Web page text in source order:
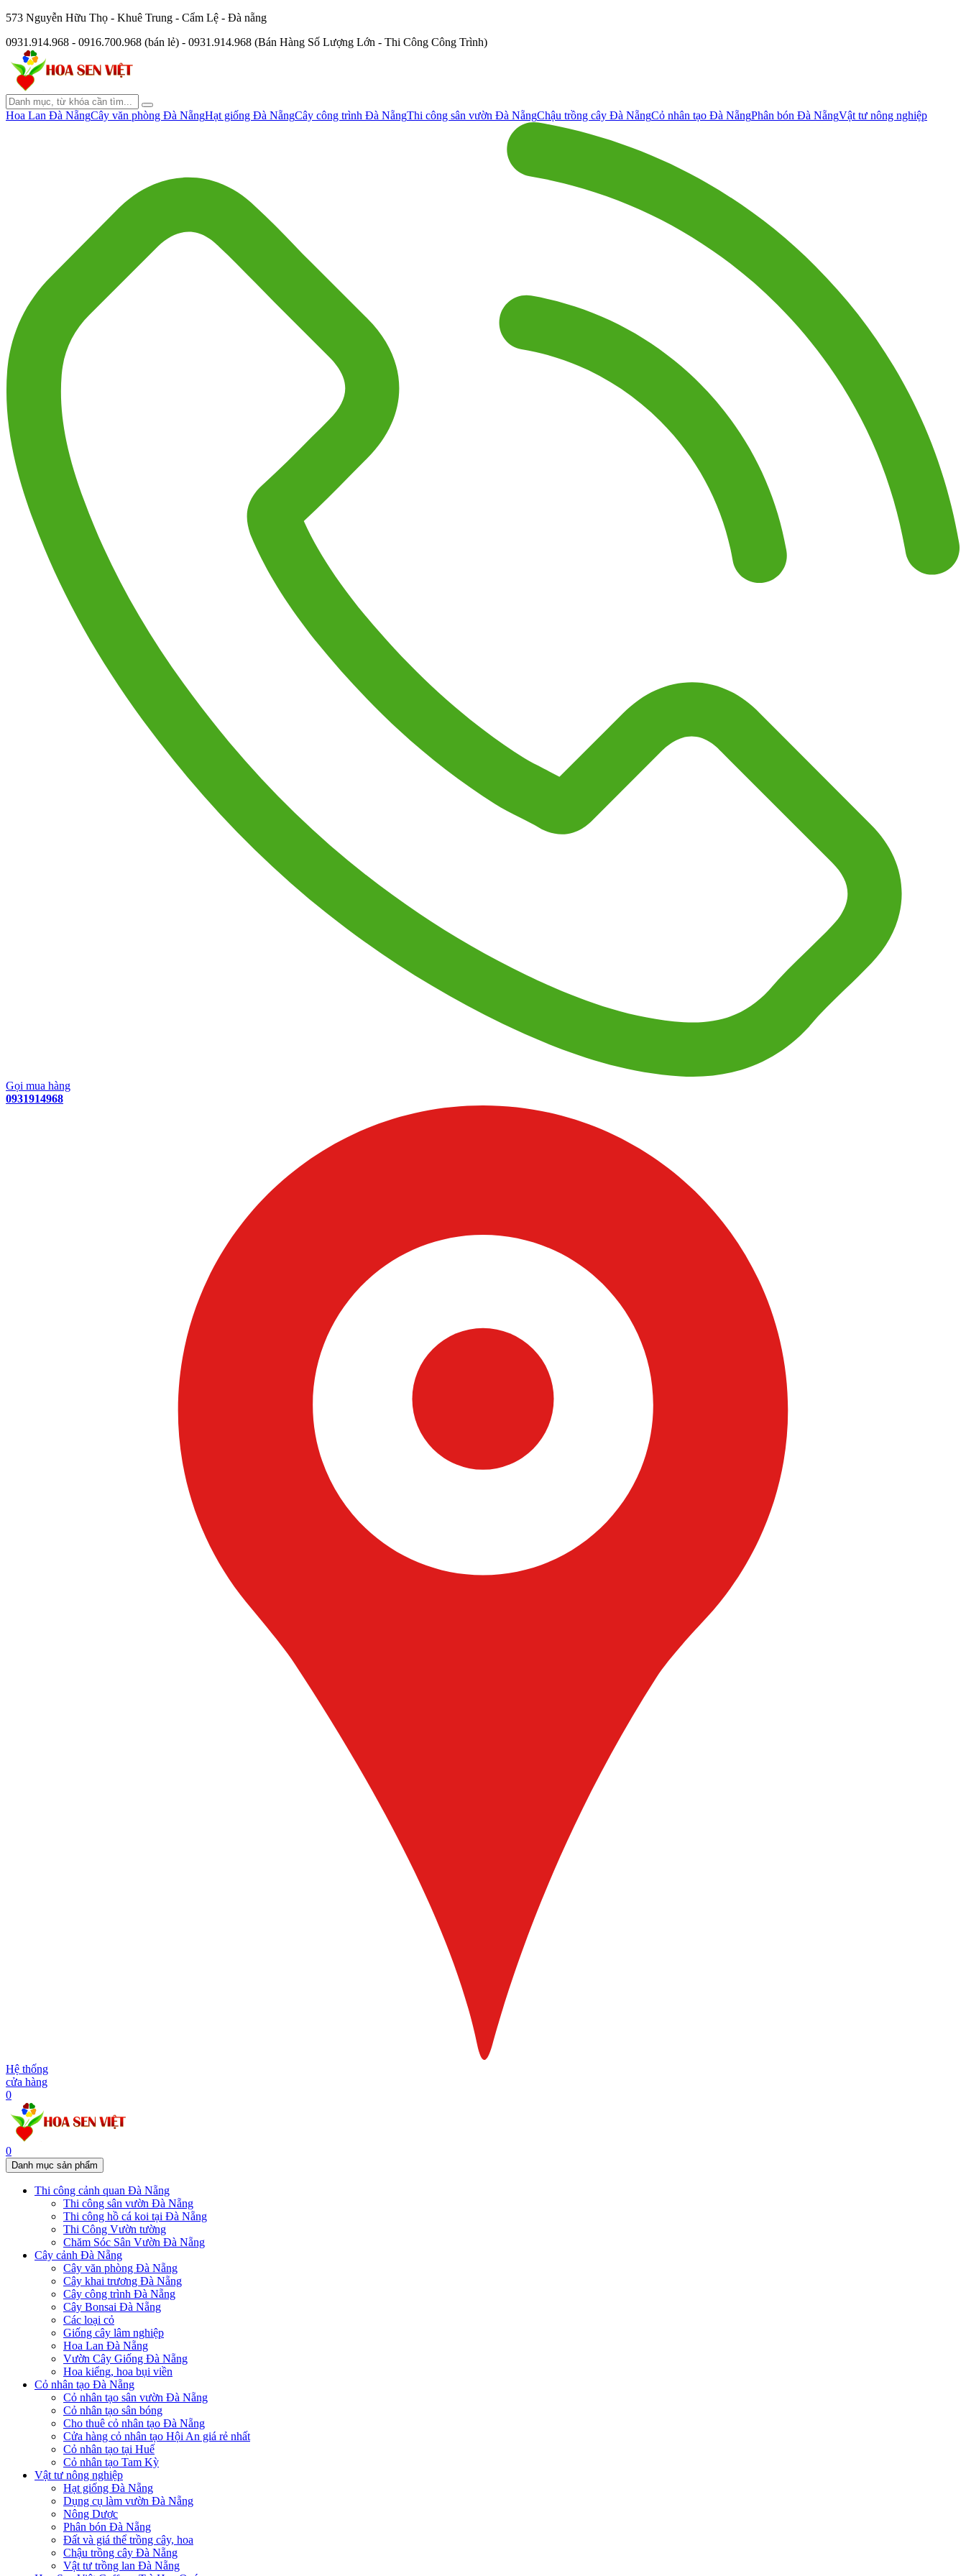
573 Nguyễn Hữu Thọ - Khuê Trung - Cẩm Lệ - Đà nẵng
0931.914.968 - 0916.700.968 (bán lẻ) - 0931.914.968 (Bán Hàng Số Lượng Lớn - Thi Công Công Trình)
Hoa Lan Đà NẵngCây văn phòng Đà NẵngHạt giống Đà NẵngCây công trình Đà NẵngThi công sân vườn Đà NẵngChậu trồng cây Đà NẵngCỏ nhân tạo Đà NẵngPhân bón Đà NẵngVật tư nông nghiệp
Gọi mua hàng
0931914968
Hệ thống
cửa hàng
0
0
Danh mục sản phẩm
Thi công cảnh quan Đà Nẵng
Thi công sân vườn Đà Nẵng
Thi công hồ cá koi tại Đà Nẵng
Thi Công Vườn tường
Chăm Sóc Sân Vườn Đà Nẵng
Cây cảnh Đà Nẵng
Cây văn phòng Đà Nẵng
Cây khai trương Đà Nẵng
Cây công trình Đà Nẵng
Cây Bonsai Đà Nẵng
Các loại cỏ
Giống cây lâm nghiệp
Hoa Lan Đà Nẵng
Vườn Cây Giống Đà Nẵng
Hoa kiểng, hoa bụi viền
Cỏ nhân tạo Đà Nẵng
Cỏ nhân tạo sân vườn Đà Nẵng
Cỏ nhân tạo sân bóng
Cho thuê cỏ nhân tạo Đà Nẵng
Cửa hàng cỏ nhân tạo Hội An giá rẻ nhất
Cỏ nhân tạo tại Huế
Cỏ nhân tạo Tam Kỳ
Vật tư nông nghiệp
Hạt giống Đà Nẵng
Dụng cụ làm vườn Đà Nẵng
Nông Dược
Phân bón Đà Nẵng
Đất và giá thể trồng cây, hoa
Chậu trồng cây Đà Nẵng
Vật tư trồng lan Đà Nẵng